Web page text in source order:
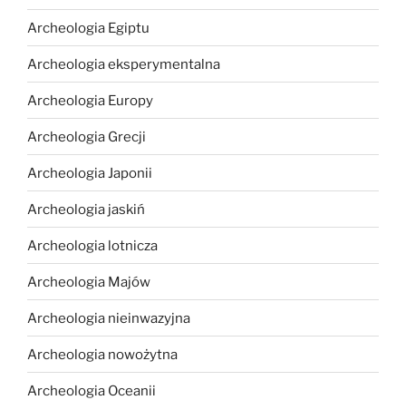
Archeologia Egiptu
Archeologia eksperymentalna
Archeologia Europy
Archeologia Grecji
Archeologia Japonii
Archeologia jaskiń
Archeologia lotnicza
Archeologia Majów
Archeologia nieinwazyjna
Archeologia nowożytna
Archeologia Oceanii